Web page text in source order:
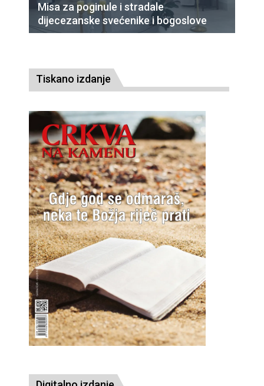
Misa za poginule i stradale
dijecezanske svećenike i bogoslove
Tiskano izdanje